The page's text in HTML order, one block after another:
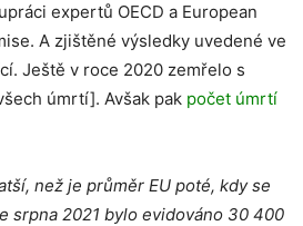
expertů OECD a European
A zjištěné výsledky uvedené ve
Ještě v roce 2020 zemřelo s
úmrtí]. Avšak pak počet úmrtí
než je průměr EU poté, kdy se
srpna 2021 bylo evidováno 30 400